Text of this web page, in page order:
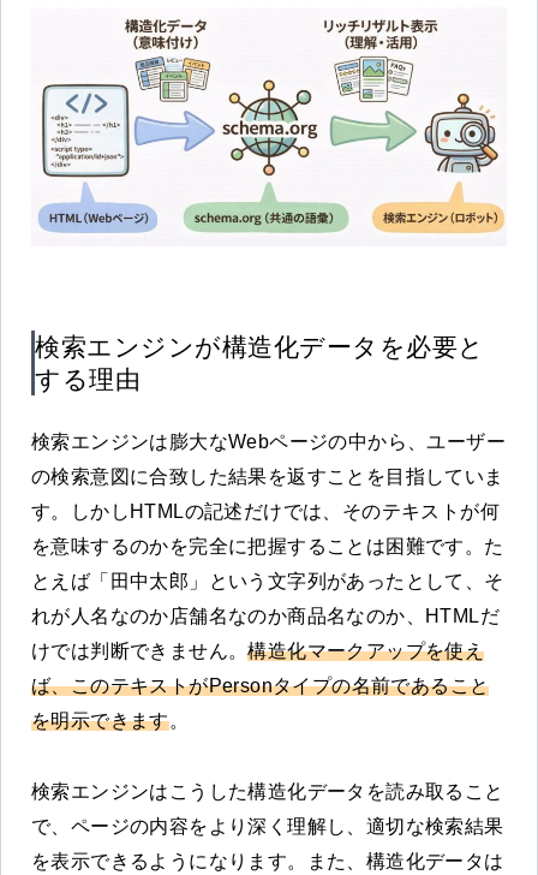
検索エンジンが構造化データを必要と
する理由
検索エンジンは膨大なWebページの中から、ユーザー
の検索意図に合致した結果を返すことを目指していま
す。しかしHTMLの記述だけでは、そのテキストが何
を意味するのかを完全に把握することは困難です。た
とえば「田中太郎」という文字列があったとして、そ
れが人名なのか店舗名なのか商品名なのか、HTMLだ
けでは判断できません。構造化マークアップを使え
ば、このテキストがPersonタイプの名前であること
を明示できます。
検索エンジンはこうした構造化データを読み取ること
で、ページの内容をより深く理解し、適切な検索結果
を表示できるようになります。また、構造化データは